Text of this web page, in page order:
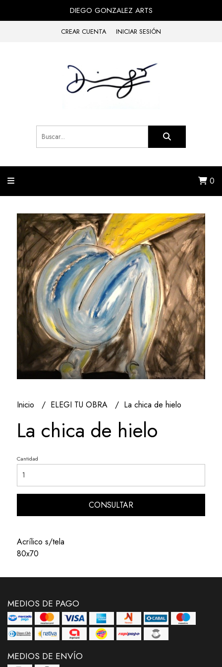
DIEGO GONZALEZ ARTS
CREAR CUENTA INICIAR SESIÓN
0
Inicio ELEGI TU OBRA La chica de hielo
La chica de hielo
Cantidad
CONSULTAR
Acrílico s/tela
80x70
MEDIOS DE PAGO
MEDIOS DE ENVÍO